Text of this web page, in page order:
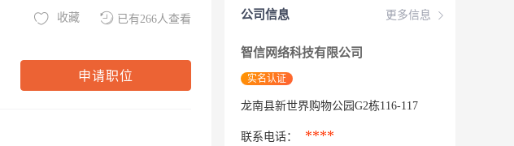
已有266人查看
收藏
申请职位
更多信息
公司信息
智信网络科技有限公司
实名认证
龙南县新世界购物公园G2栋116-117
联系电话： ****